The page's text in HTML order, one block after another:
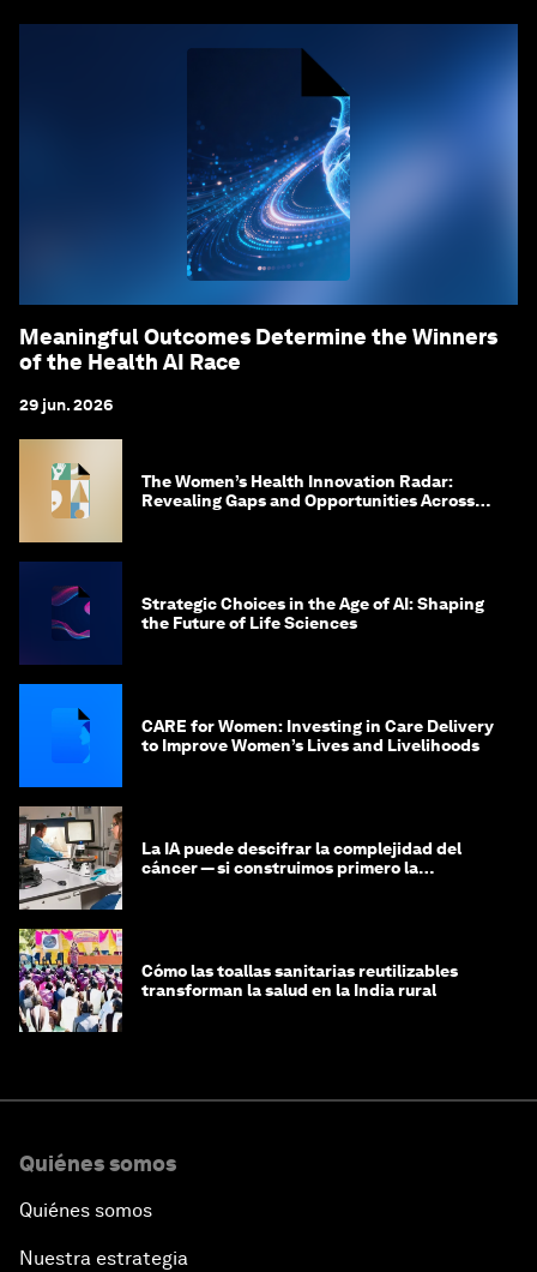
Meaningful Outcomes Determine the Winners
of the Health AI Race
29 jun. 2026
The Women’s Health Innovation Radar:
Revealing Gaps and Opportunities Across
Strategic Choices in the Age of AI: Shaping
the Future of Life Sciences
CARE for Women: Investing in Care Delivery
to Improve Women’s Lives and Livelihoods
La IA puede descifrar la complejidad del
cáncer — si construimos primero la
Cómo las toallas sanitarias reutilizables
transforman la salud en la India rural
Quiénes somos
Quiénes somos
Nuestra estrategia